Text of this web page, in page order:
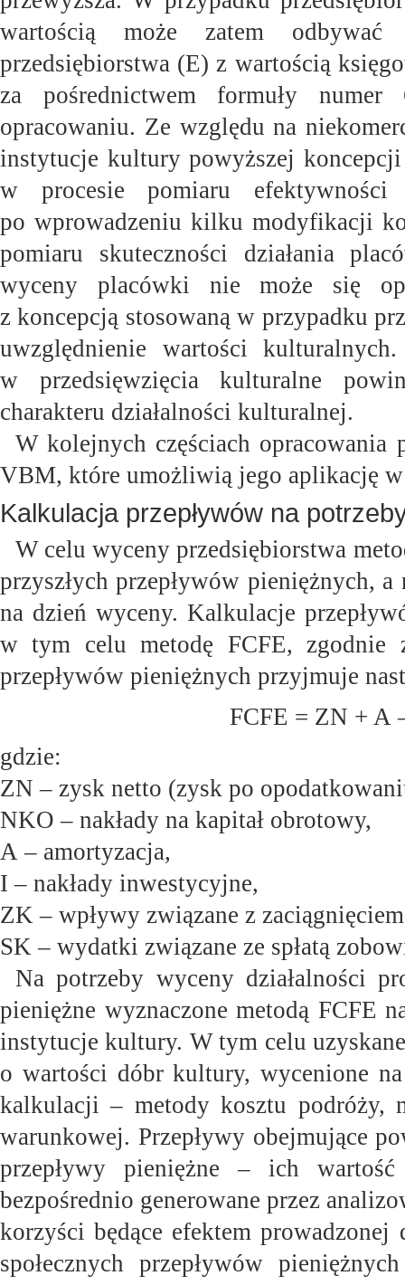
wartością może zatem
przedsiębiorstwa (E) z wartością
za pośrednictwem formuły
opracowaniu. Ze względu na
instytucje kultury powyższej
w procesie pomiaru
po wprowadzeniu kilku modyfikacji
pomiaru skuteczności działania
wyceny placówki nie może się
z koncepcją stosowaną w przypadku
uwzględnienie wartości
w przedsięwzięcia kulturalne
charakteru działalności kulturalnej.
W kolejnych częściach opracowania
VBM, które umożliwią jego aplikację
Kalkulacja przepływów na
W celu wyceny przedsiębiorstwa
przyszłych przepływów pieniężnych,
na dzień wyceny. Kalkulacje
w tym celu metodę FCFE, zgodnie
przepływów pieniężnych przyjmuje
FCFE = ZN + A
gdzie:
ZN – zysk netto (zysk po
NKO – nakłady na kapitał obrotowy,
A – amortyzacja,
I – nakłady inwestycyjne,
ZK – wpływy związane z
SK – wydatki związane ze spłatą
Na potrzeby wyceny działalności
pieniężne wyznaczone metodą FCFE
instytucje kultury. W tym celu
o wartości dóbr kultury, wycenione
kalkulacji – metody kosztu podróży,
warunkowej. Przepływy obejmujące
przepływy pieniężne – ich
bezpośrednio generowane przez
korzyści będące efektem prowadzonej
społecznych przepływów